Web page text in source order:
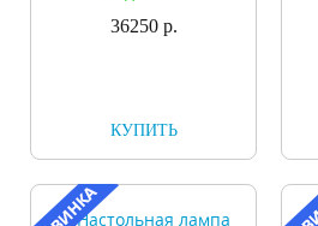
36250 р.
КУПИТЬ